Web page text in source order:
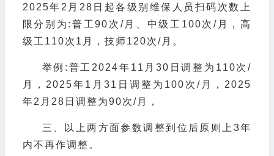
2025年2月28日起各级别维保人员扫码次数上
限分别为:普工90次/月、中级工100次/月，高
级工110次1月，技师120次/月。
举例:普工2024年11月30日调整为110次/
月，2025年1月31日调整为100次/月，2025
年2月28日调整为90次/月，
三、以上两方面参数调整到位后原则上3年
内不再作调整。